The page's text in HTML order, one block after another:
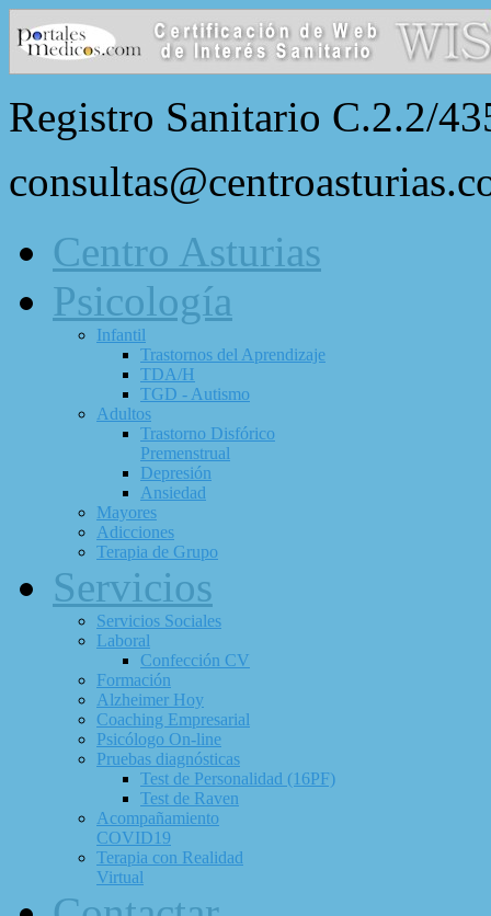
Registro Sanitario C.2.2/
Centro Asturias
Psicología
Infantil
Trastornos del Aprendizaje
TDA/H
TGD - Autismo
Adultos
Trastorno Disfórico
Premenstrual
Depresión
Ansiedad
Mayores
Adicciones
Terapia de Grupo
Servicios
Servicios Sociales
Laboral
Confección CV
Formación
Alzheimer Hoy
Coaching Empresarial
Psicólogo On-line
Pruebas diagnósticas
Test de Personalidad (16PF)
Test de Raven
Acompañamiento
COVID19
Terapia con Realidad
Virtual